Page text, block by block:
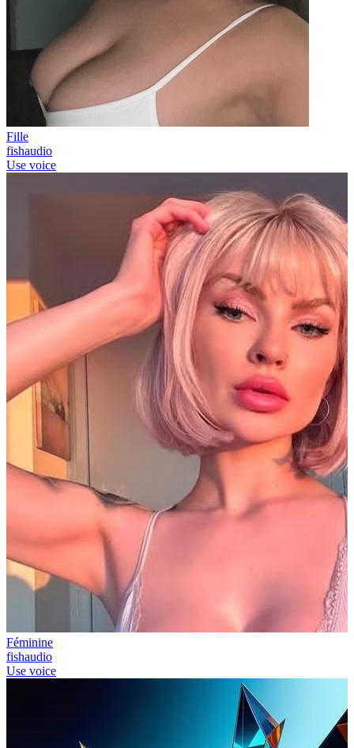
Fille
fishaudio
Use voice
Féminine
fishaudio
Use voice